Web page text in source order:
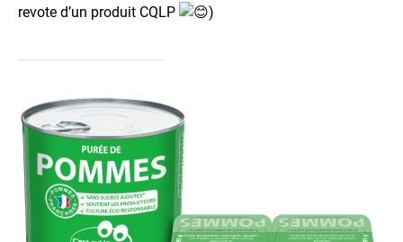
revote d’un produit CQLP
)